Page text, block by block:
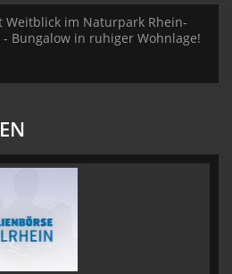
Weitblick im Naturpark Rhein-
Bungalow in ruhiger Wohnlage!